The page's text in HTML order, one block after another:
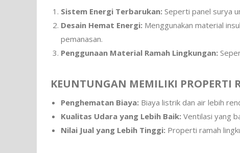
Sistem Energi Terbarukan: Seperti panel surya
Desain Hemat Energi: Menggunakan material
pemanasan.
Penggunaan Material Ramah Lingkungan:
KEUNTUNGAN MEMILIKI PROPERTI
Penghematan Biaya: Biaya listrik dan air lebih
Kualitas Udara yang Lebih Baik: Ventilasi yang
Nilai Jual yang Lebih Tinggi: Properti ramah